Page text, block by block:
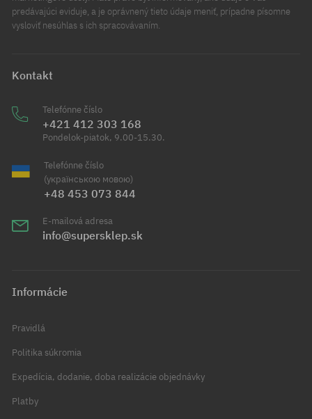
predávajúci eviduje, a je oprávnený tieto údaje meniť, prípadne písomne
vysloviť nesúhlas s ich spracovávaním.
Kontakt
Telefónne číslo
+421 412 303 168
Pondelok-piatok, 9.00-15.30.
Telefónne číslo
(українською мовою)
+48 453 073 844
E-mailová adresa
info@supersklep.sk
Informácie
Pravidlá
Politika súkromia
Expedícia, dodanie, doba realizácie objednávky
Platby